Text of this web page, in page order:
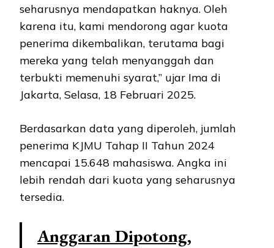
seharusnya mendapatkan haknya. Oleh
karena itu, kami mendorong agar kuota
penerima dikembalikan, terutama bagi
mereka yang telah menyanggah dan
terbukti memenuhi syarat,” ujar Ima di
Jakarta, Selasa, 18 Februari 2025.
Berdasarkan data yang diperoleh, jumlah
penerima KJMU Tahap II Tahun 2024
mencapai 15.648 mahasiswa. Angka ini
lebih rendah dari kuota yang seharusnya
tersedia.
Anggaran Dipotong,